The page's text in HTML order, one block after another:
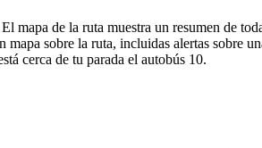
de la ruta muestra un resumen de
sobre la ruta, incluidas alertas sobre
cerca de tu parada el autobús 10.